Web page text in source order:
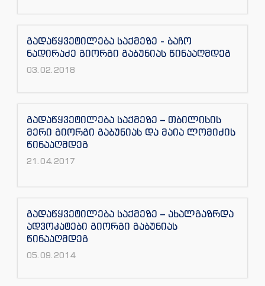
გადაწყვეტილება საქმეზე - ბაჩო
ნადირაძე გიორგი გაბუნიას წინააღმდეგ
03.02.2018
გადაწყვეტილება საქმეზე – თბილისის
მერი გიორგი გაბუნიას და მაია ლომიძის
წინააღმდეგ
21.04.2017
გადაწყვეტილება საქმეზე – ახალგაზრდა
ადვოკატები გიორგი გაბუნიას
წინააღმდეგ
05.09.2014